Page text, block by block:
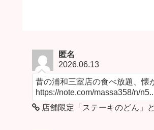
匿名
2026.06.13
昔の浦和三室店の食べ放題、懐
https://note.com/massa358/n/
店舗限定「ステーキのどん」